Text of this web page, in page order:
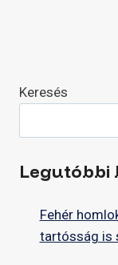
Keresés
Legutóbbi
Fehér
tartósság is